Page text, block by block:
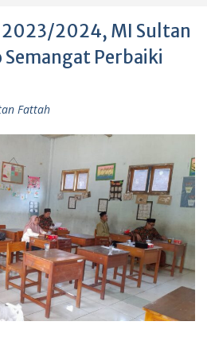
2023/2024, MI Sultan
Perbaiki
Fattah